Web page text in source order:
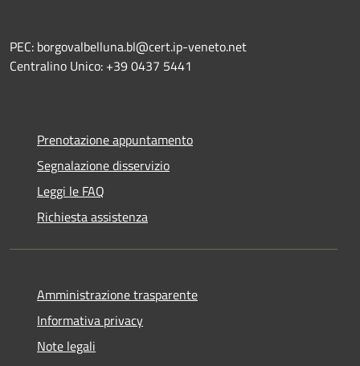
PEC: borgovalbelluna.bl@cert.ip-veneto.net
Centralino Unico: +39 0437 5441
Prenotazione appuntamento
Segnalazione disservizio
Leggi le FAQ
Richiesta assistenza
Amministrazione trasparente
Informativa privacy
Note legali